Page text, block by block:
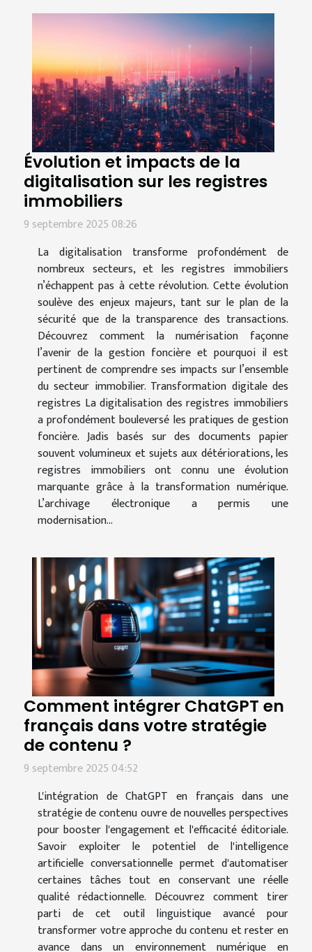
Évolution et impacts de la
digitalisation sur les registres
immobiliers
9 septembre 2025 08:26
La digitalisation transforme profondément de
nombreux secteurs, et les registres immobiliers
n’échappent pas à cette révolution. Cette évolution
soulève des enjeux majeurs, tant sur le plan de la
sécurité que de la transparence des transactions.
Découvrez comment la numérisation façonne
l’avenir de la gestion foncière et pourquoi il est
pertinent de comprendre ses impacts sur l’ensemble
du secteur immobilier. Transformation digitale des
registres La digitalisation des registres immobiliers
a profondément bouleversé les pratiques de gestion
foncière. Jadis basés sur des documents papier
souvent volumineux et sujets aux détériorations, les
registres immobiliers ont connu une évolution
marquante grâce à la transformation numérique.
L’archivage électronique a permis une
modernisation...
Comment intégrer ChatGPT en
français dans votre stratégie
de contenu ?
9 septembre 2025 04:52
L'intégration de ChatGPT en français dans une
stratégie de contenu ouvre de nouvelles perspectives
pour booster l'engagement et l'efficacité éditoriale.
Savoir exploiter le potentiel de l'intelligence
artificielle conversationnelle permet d'automatiser
certaines tâches tout en conservant une réelle
qualité rédactionnelle. Découvrez comment tirer
parti de cet outil linguistique avancé pour
transformer votre approche du contenu et rester en
avance dans un environnement numérique en